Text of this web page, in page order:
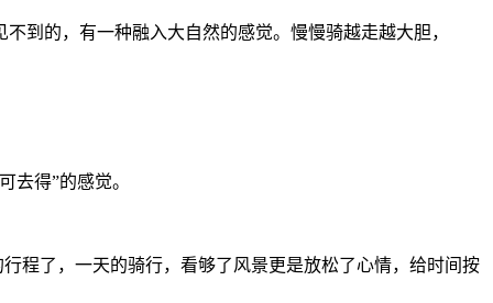
的，有一种融入大自然的感觉。慢慢骑越走越大胆，
得”的感觉。
程了，一天的骑行，看够了风景更是放松了心情，给时间按